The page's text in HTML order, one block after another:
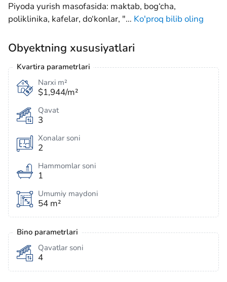
​Piyoda yurish masofasida: maktab, bog‘cha,
poliklinika, kafelar, do‘konlar, "… Ko'proq bilib oling
Obyektning xususiyatlari
Kvartira parametrlari
Narxi m²
$1,944/m²
Qavat
3
Xonalar soni
2
Hammomlar soni
1
Umumiy maydoni
54 m²
Bino parametrlari
Qavatlar soni
4